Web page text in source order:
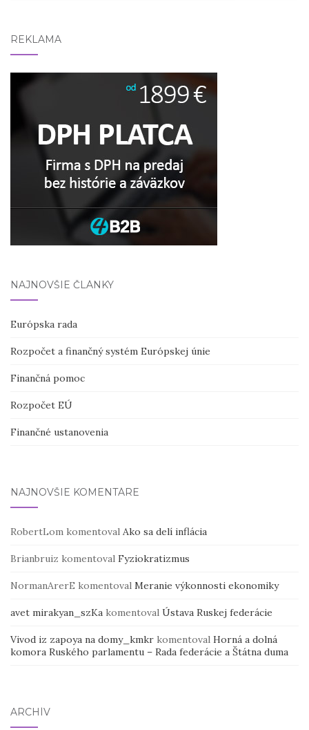
REKLAMA
NAJNOVŠIE ČLÁNKY
Európska rada
Rozpočet a finančný systém Európskej únie
Finančná pomoc
Rozpočet EÚ
Finančné ustanovenia
NAJNOVŠIE KOMENTÁRE
RobertLom komentoval Ako sa delí inflácia
Brianbruiz komentoval Fyziokratizmus
NormanArerE komentoval Meranie výkonnosti ekonomiky
avet mirakyan_szKa komentoval Ústava Ruskej federácie
Vivod iz zapoya na domy_kmkr komentoval Horná a dolná
komora Ruského parlamentu – Rada federácie a Štátna duma
ARCHÍV